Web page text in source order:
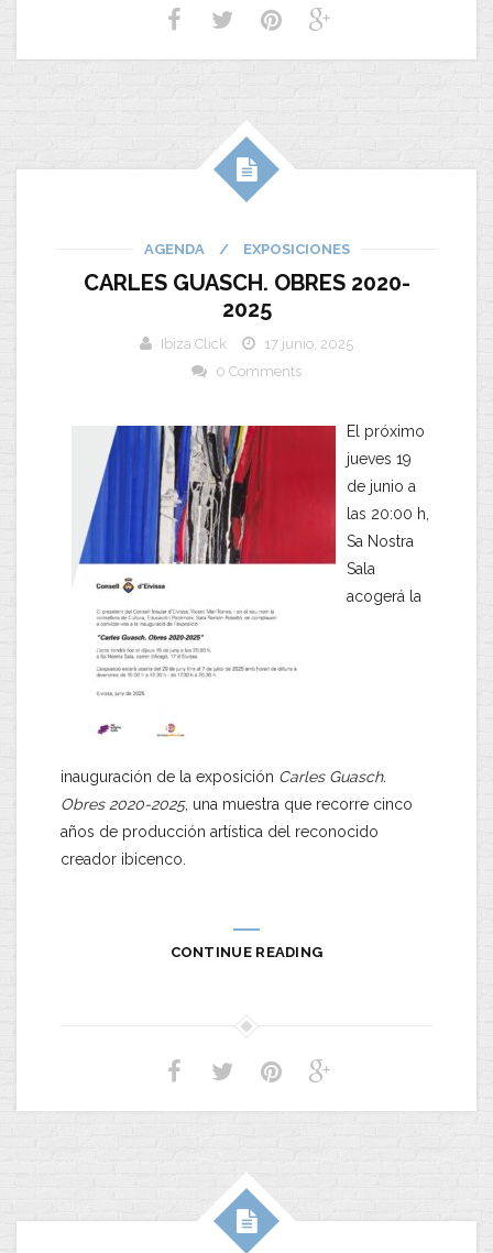
AGENDA / EXPOSICIONES
CARLES GUASCH. OBRES 2020-
2025
Ibiza Click
17 junio, 2025
0 Comments
El próximo
jueves 19
de junio a
las 20:00 h,
Sa Nostra
Sala
acogerá la
inauguración de la exposición Carles Guasch.
Obres 2020-2025, una muestra que recorre cinco
años de producción artística del reconocido
creador ibicenco.
CONTINUE READING